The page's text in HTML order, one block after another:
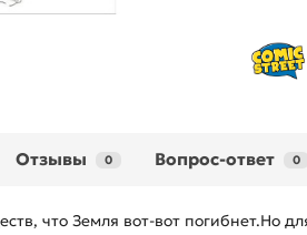
Отзывы 0 Вопрос-ответ 0
что Земля вот-вот погибнет.Но